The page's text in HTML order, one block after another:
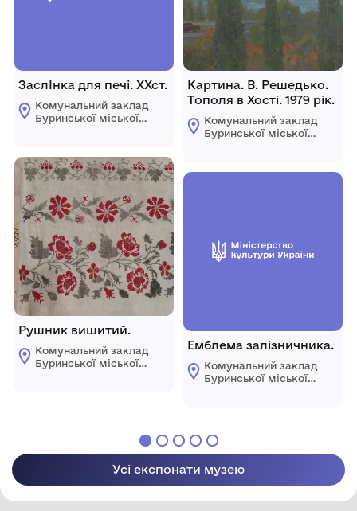
ЗаслІнка для печі. ХХст.
Комунальний заклад
Буринської міської
імені Павла Попова"
Рушник вишитий.
Комунальний заклад
Буринської міської
Картина. В. Решедько.
Тополя в Хості. 1979 рік.
Комунальний заклад
Буринської міської
імені Павла Попова"
Емблема залізничника.
Комунальний заклад
Буринської міської
Усі експонати музею